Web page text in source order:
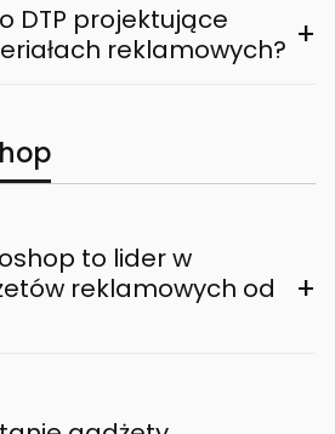
DTP projektujące
reklamowych? +
to lider w
reklamowych od
+